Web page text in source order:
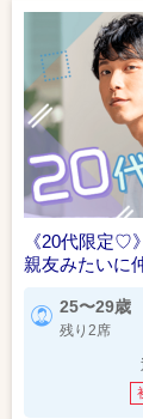
《20代限定♡》
親友みたいに
25〜29歳
残り2席